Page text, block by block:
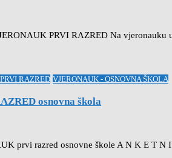
PRVI RAZRED Na vjeronauku
PRVI RAZRED VJERONAUK - OSNOVNA ŠKOLA
osnovna škola
prvi razred osnovne škole A N K E